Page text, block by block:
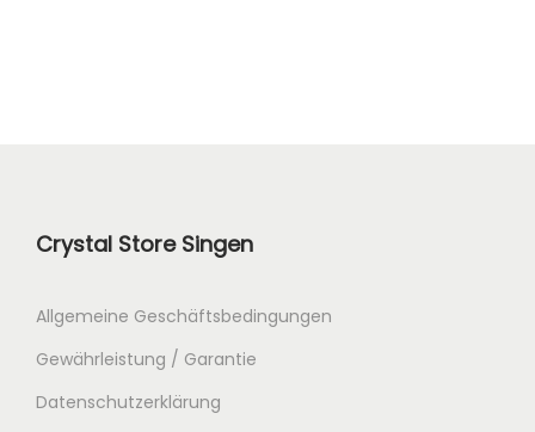
Crystal Store Singen
Allgemeine Geschäftsbedingungen
Gewährleistung / Garantie
Datenschutzerklärung